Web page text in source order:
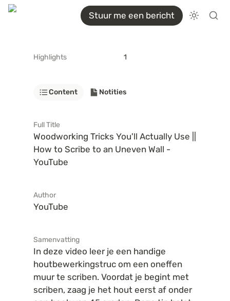
Stuur me een bericht
Highlights 1
Content Notities
Full Title
Woodworking Tricks You'll Actually Use ||
How to Scribe to an Uneven Wall -
YouTube
Author
YouTube
Samenvatting
In deze video leer je een handige
houtbewerkingstruc om een oneffen
muur te scriben. Voordat je begint met
scriben, zaag je het hout eerst af onder